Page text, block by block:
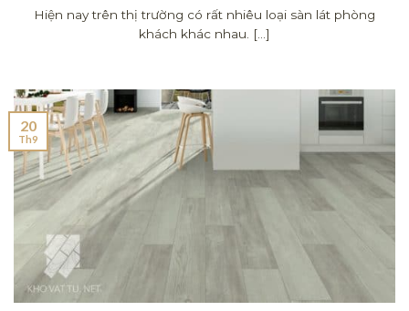
Hiện nay trên thị trường có rất nhiêu loại sàn lát phòng
khách khác nhau. [...]
20
Th9